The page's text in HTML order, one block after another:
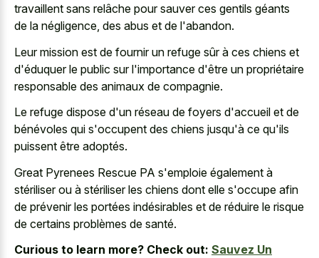
travaillent sans relâche pour sauver ces gentils géants
de la négligence, des abus et de l'abandon.
Leur mission est de fournir un refuge sûr à ces chiens et
d'éduquer le public sur l'importance d'être un propriétaire
responsable des animaux de compagnie.
Le refuge dispose d'un réseau de foyers d'accueil et de
bénévoles qui s'occupent des chiens jusqu'à ce qu'ils
puissent être adoptés.
Great Pyrenees Rescue PA s'emploie également à
stériliser ou à stériliser les chiens dont elle s'occupe afin
de prévenir les portées indésirables et de réduire le risque
de certains problèmes de santé.
Curious to learn more? Check out: Sauvez Un